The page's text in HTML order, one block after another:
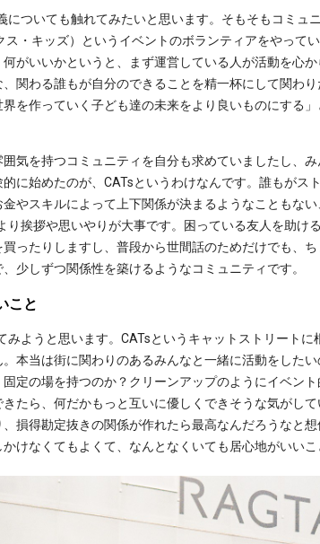
についても触れてみたいと思います。そもそもコミュ
ス・キッズ）というイベントのボランティアをやって
がいいかというと、まず運営している人が活動を心
関わる誰もが自分のできることを精一杯にして関わ
を作っていく子ども達の未来をより良いものにする
気を持つコミュニティを自分も求めていましたし、
に始めたのが、CATsというわけなんです。誰もがス
やスキルによって上下関係が決まるようなこともな
り挨拶や思いやりが大事です。困っている友人を助け
ったりしますし、普段から世間話のためだけでも、
少しずつ関係性を築けるようなコミュニティです。
こと
みようと思います。CATsというキャットストリート
本当は街に関わりのあるみんなと一緒に活動をした
定の場を持つのか？クリーンアップのようにイベン
たら、何だかもっと互いに優しくできそうな気がし
損得勘定抜きの関係が作れたら最高なんだろうなと
けなくてもよくて、なんとなくいても居心地がいいこ